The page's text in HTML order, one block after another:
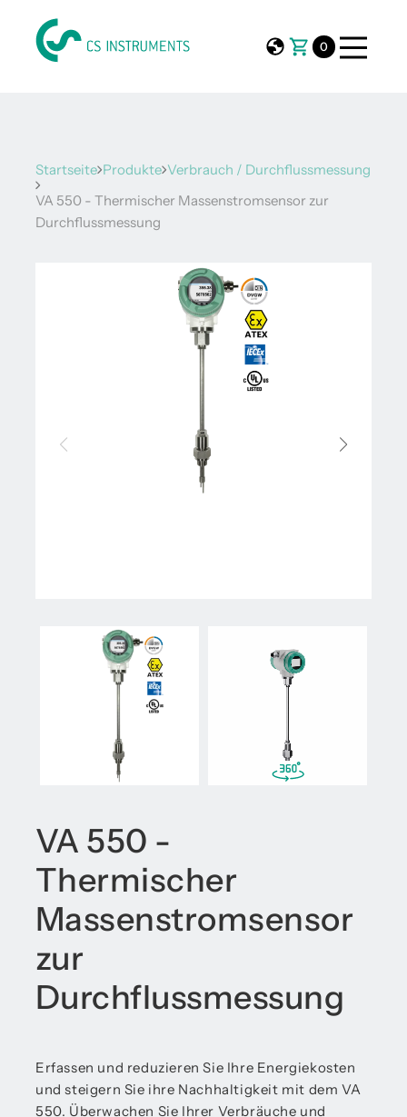
0
Startseite Produkte Verbrauch / Durchflussmessung
VA 550 - Thermischer Massenstromsensor zur
Durchflussmessung
VA 550 -
Thermischer
Massenstromsensor
zur
Durchflussmessung
Erfassen und reduzieren Sie Ihre Energiekosten
und steigern Sie ihre Nachhaltigkeit mit dem VA
550. Überwachen Sie Ihrer Verbräuche und